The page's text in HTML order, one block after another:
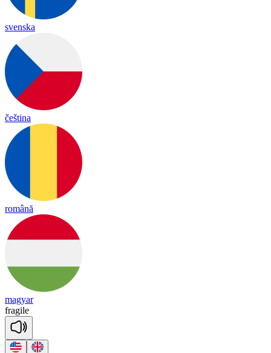
svenska
čeština
română
magyar
fragile